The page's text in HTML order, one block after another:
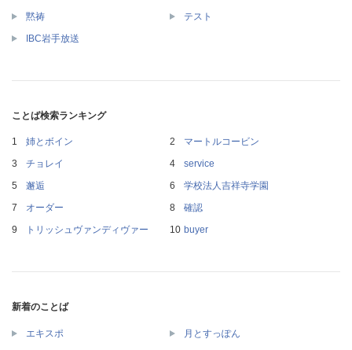
黙祷 テスト
IBC岩手放送
ことば検索ランキング
姉とボイン
マートルコービン
チョレイ
service
邂逅
学校法人吉祥寺学園
オーダー
確認
トリッシュヴァンディヴァー
buyer
新着のことば
エキスポ 月とすっぽん